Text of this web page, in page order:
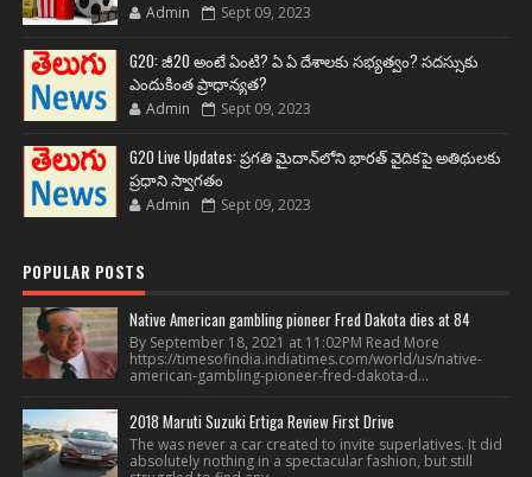
Admin Sept 09, 2023
G20: జీ20 అంటే ఏంటి? ఏ ఏ దేశాలకు సభ్యత్వం? సదస్సుకు
ఎందుకింత ప్రాధాన్యత?
Admin Sept 09, 2023
G20 Live Updates: ప్రగతి మైదాన్‌లోని భారత్ వైదికపై అతిథులకు
ప్రధాని స్వాగతం
Admin Sept 09, 2023
POPULAR POSTS
Native American gambling pioneer Fred Dakota dies at 84
By September 18, 2021 at 11:02PM Read More
https://timesofindia.indiatimes.com/world/us/native-
american-gambling-pioneer-fred-dakota-d...
2018 Maruti Suzuki Ertiga Review First Drive
The was never a car created to invite superlatives. It did
absolutely nothing in a spectacular fashion, but still